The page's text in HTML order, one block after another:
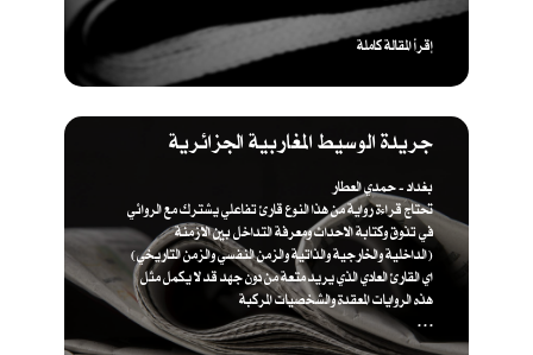
إقرأ المقالة كاملة
جريدة الوسيط المغاربية الجزائرية
بغداد - حمدي العطار
تحتاج قراءة رواية من هذا النوع قارئ تفاعلي يشترك مع الروائي
في تذوق وكتابة الاحداث ومعرفة التداخل بين الازمنة
(الداخلية والخارجية والذاتية والزمن النفسي والزمن التاريخي)
اي القارئ العادي الذي يريد متعة من دون جهد قد لا يكمل مثل
هذه الروايات المعقدة والشخصيات المركبة
. . .